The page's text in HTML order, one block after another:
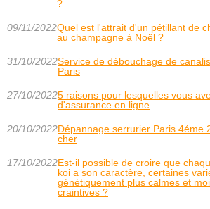
?
09/11/2022Quel est l'attrait d'un pétillant de
au champagne à Noël ?
31/10/2022Service de débouchage de
Paris
27/10/20225 raisons pour lesquelles vous
d'assurance en ligne
20/10/2022Dépannage serrurier Paris 4éme
cher
17/10/2022Est-il possible de croire que
koi a son caractère, certaines
génétiquement plus calmes et
craintives ?